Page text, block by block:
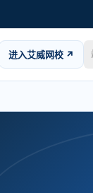
进入艾威网校 ↗